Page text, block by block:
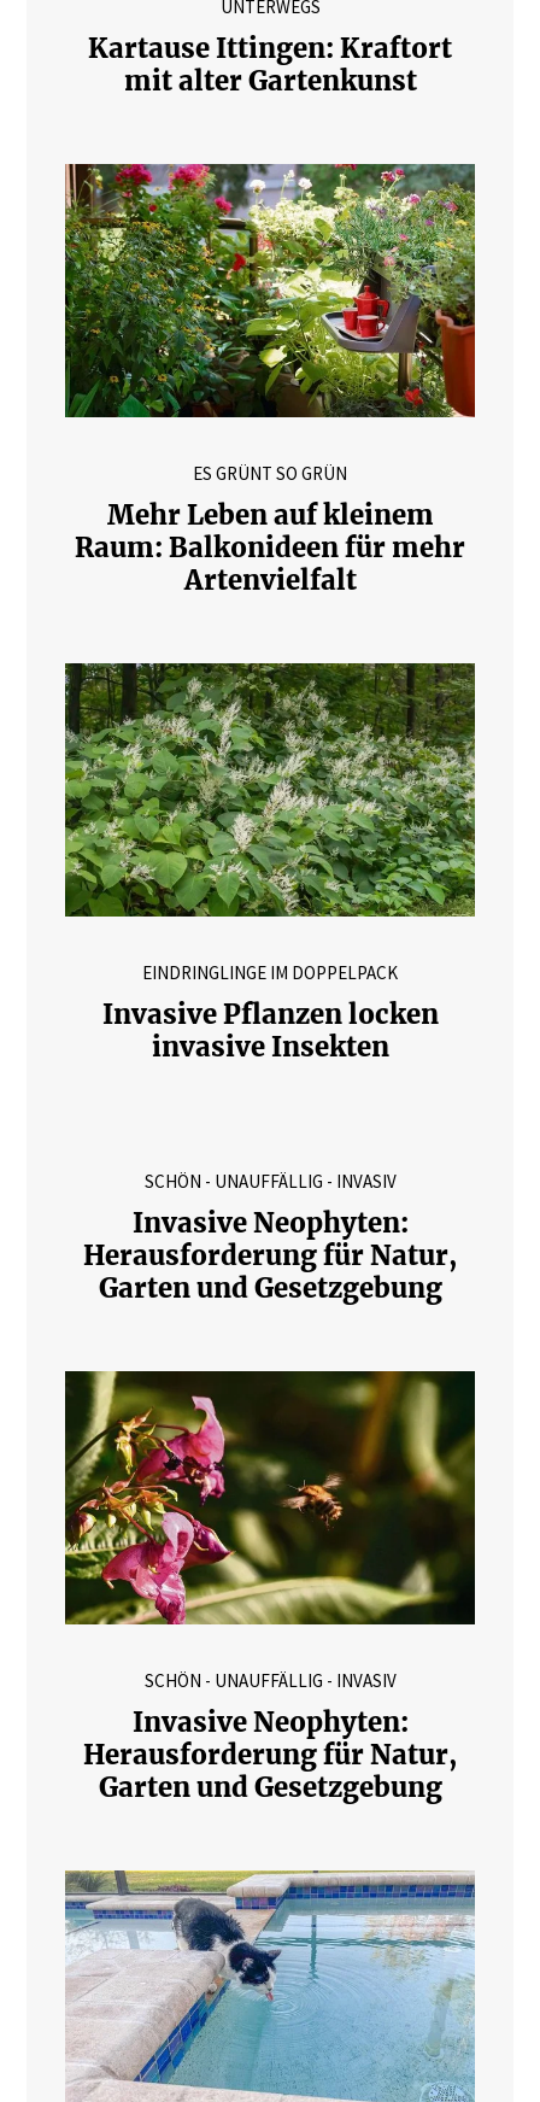
UNTERWEGS
Kartause Ittingen: Kraftort
mit alter Gartenkunst
ES GRÜNT SO GRÜN
Mehr Leben auf kleinem
Raum: Balkonideen für mehr
Artenvielfalt
EINDRINGLINGE IM DOPPELPACK
Invasive Pflanzen locken
invasive Insekten
SCHÖN - UNAUFFÄLLIG - INVASIV
Invasive Neophyten:
Herausforderung für Natur,
Garten und Gesetzgebung
SCHÖN - UNAUFFÄLLIG - INVASIV
Invasive Neophyten:
Herausforderung für Natur,
Garten und Gesetzgebung